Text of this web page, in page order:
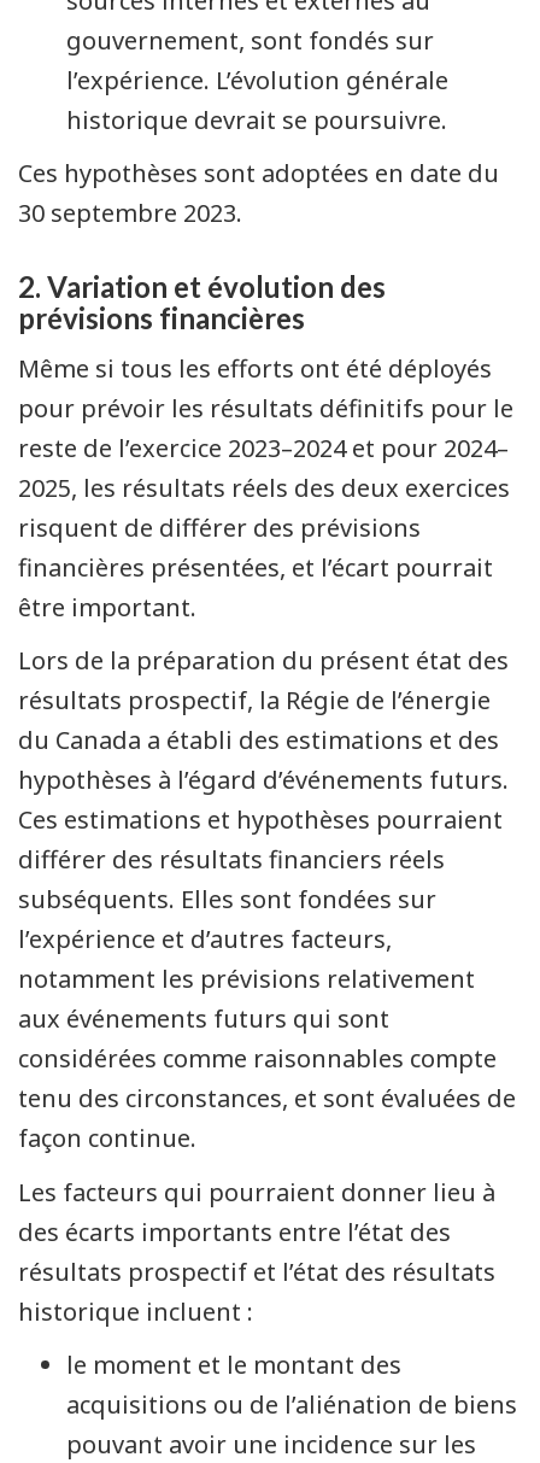
gouvernement, sont fondés sur
l’expérience. L’évolution générale
historique devrait se poursuivre.
Ces hypothèses sont adoptées en date du
30 septembre 2023.
2. Variation et évolution des
prévisions financières
Même si tous les efforts ont été déployés
pour prévoir les résultats définitifs pour le
reste de l’exercice 2023–2024 et pour 2024–
2025, les résultats réels des deux exercices
risquent de différer des prévisions
financières présentées, et l’écart pourrait
être important.
Lors de la préparation du présent état des
résultats prospectif, la Régie de l’énergie
du Canada a établi des estimations et des
hypothèses à l’égard d’événements futurs.
Ces estimations et hypothèses pourraient
différer des résultats financiers réels
subséquents. Elles sont fondées sur
l’expérience et d’autres facteurs,
notamment les prévisions relativement
aux événements futurs qui sont
considérées comme raisonnables compte
tenu des circonstances, et sont évaluées de
façon continue.
Les facteurs qui pourraient donner lieu à
des écarts importants entre l’état des
résultats prospectif et l’état des résultats
historique incluent :
le moment et le montant des
acquisitions ou de l’aliénation de biens
pouvant avoir une incidence sur les